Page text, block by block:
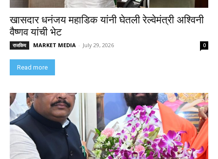
खासदार धनंजय महाडिक यांनी घेतली रेल्वेमंत्री अश्विनी
वैष्णव यांची भेट
राजकिय MARKET MEDIA - July 29, 2026 0
Read more